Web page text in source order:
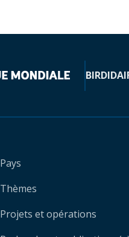
BIRDIDA
Pays
Thèmes
Projets et opérations